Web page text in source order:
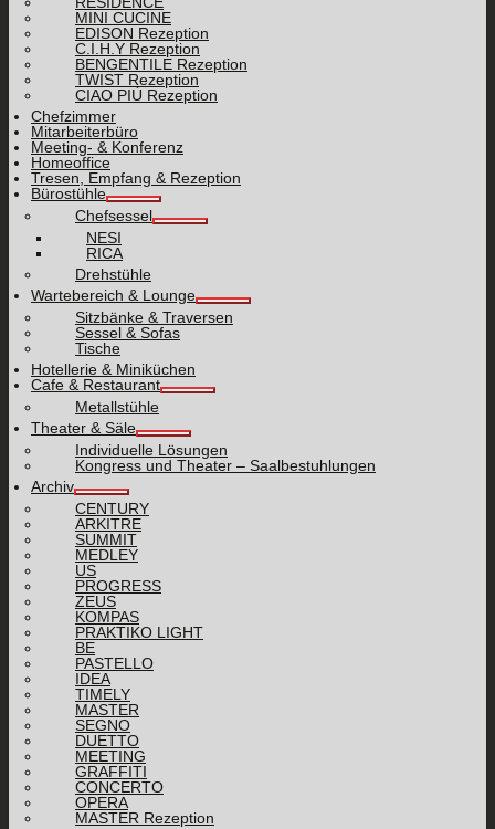
MINI CUCINE
EDISON Rezeption
C.I.H.Y Rezeption
BENGENTILE Rezeption
TWIST Rezeption
CIAO PIÙ Rezeption
Chefzimmer
Mitarbeiterbüro
Meeting- & Konferenz
Homeoffice
Tresen, Empfang & Rezeption
Bürostühle
Chefsessel
NESI
RICA
Drehstühle
Wartebereich & Lounge
Sitzbänke & Traversen
Sessel & Sofas
Tische
Hotellerie & Miniküchen
Cafe & Restaurant
Metallstühle
Theater & Säle
Individuelle Lösungen
Kongress und Theater – Saalbestuhlungen
Archiv
CENTURY
ARKITRE
SUMMIT
MEDLEY
US
PROGRESS
ZEUS
KOMPAS
PRAKTIKO LIGHT
BE
PASTELLO
IDEA
TIMELY
MASTER
SEGNO
DUETTO
MEETING
GRAFFITI
CONCERTO
OPERA
MASTER Rezeption